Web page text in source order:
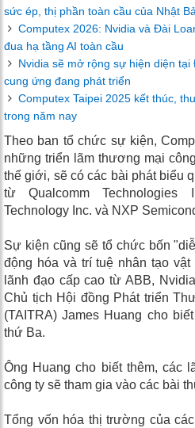
sức ép, thị phần toàn cầu của Nhật
Computex 2026: Nvidia và Đài
đua hạ tầng AI toàn cầu
Nvidia sẽ mở rộng sự hiện diện
cung ứng đang phát triển
Computex Taipei 2025 kết thúc,
trong năm nay
Theo ban tổ chức sự kiện,
những triển lãm thương mại
thế giới, sẽ có các bài phát biểu
từ Qualcomm Technologies
Technology Inc. và NXP
Sự kiện cũng sẽ tổ chức bốn
động hóa và trí tuệ nhân tạo
lãnh đạo cấp cao từ ABB,
Chủ tịch Hội đồng Phát triển
(TAITRA) James Huang cho
thứ Ba.
Ông Huang cho biết thêm, các
công ty sẽ tham gia vào các bài
Tổng vốn hóa thị trường của